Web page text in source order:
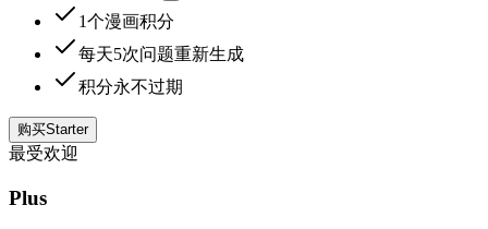
1个漫画积分
每天5次问题重新生成
积分永不过期
购买Starter
最受欢迎
Plus